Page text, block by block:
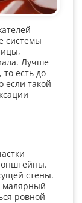
системы
Лучше
есть до
если такой
стены.
малярный
ровной